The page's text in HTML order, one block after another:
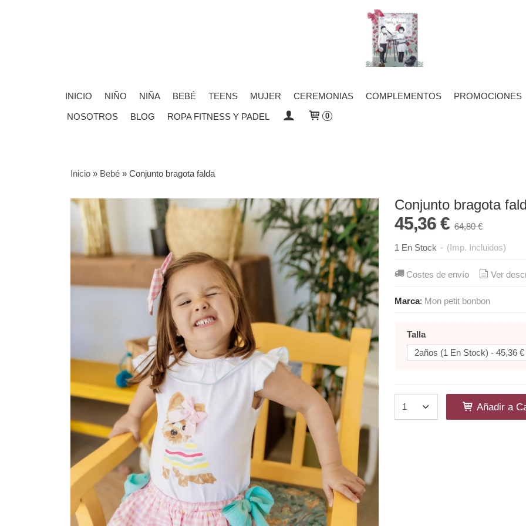
INICIO NIÑO NIÑA BEBÉ TEENS MUJER CEREMONIAS COMPLEMENTOS PROMOCIONES
NOSOTROS BLOG ROPA FITNESS Y PADEL 0
Inicio» Bebé» Conjunto bragota falda
Conjunto bragota
45,36 € 64,80 €
1 En Stock - (Imp. Incluidos)
Costes de envío Ver
Marca: Mon petit bonbon
Talla
Añadir a